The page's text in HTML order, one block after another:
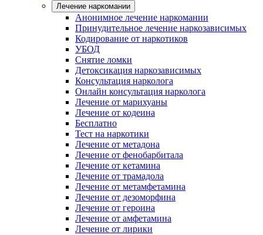
Лечение наркомании
Анонимное лечение наркомании
Принудительное лечение наркозависимых
Кодирование от наркотиков
УБОД
Снятие ломки
Детоксикация наркозависимых
Консультация нарколога
Онлайн консультация нарколога
Лечение от марихуаны
Лечение от кодеина
Бесплатно
Тест на наркотики
Лечение от метадона
Лечение от фенобарбитала
Лечение от кетамина
Лечение от трамадола
Лечение от метамфетамина
Лечение от дезоморфина
Лечение от героина
Лечение от амфетамина
Лечение от лирики